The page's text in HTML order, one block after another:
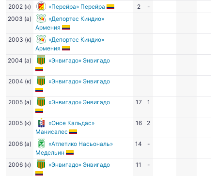
2002 (к) «Перейра» Перейра 2
-
2003 (а)
«Депортес Киндио»
Армения
2003 (к)
«Депортес Киндио»
Армения
2004 (а)
«Энвигадо» Энвигадо
2004 (к) «Энвигадо» Энвигадо
2005 (а) «Энвигадо» Энвигадо 17 1
2005 (к)
«Онсе Кальдас»
Манисалес
16 2
2006 (а)
«Атлетико Насьональ»
Медельин
14 -
2006 (к) «Энвигадо» Энвигадо 11 -